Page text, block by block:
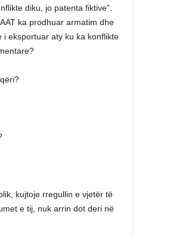
diku, jo patenta fiktive”.
ka prodhuar armatim dhe
eksportuar aty ku ka konflikte
kujtoje rregullin e vjetër të
e tij, nuk arrin dot deri në